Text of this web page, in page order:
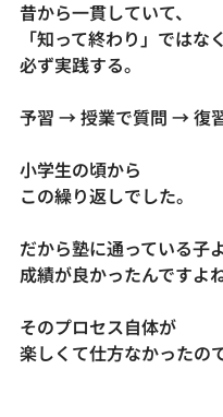
昔から一貫していて、
「知って終わり」ではなく
必ず実践する。
予習 → 授業で質問 → 復習
小学生の頃から
この繰り返しでした。
だから塾に通っている子
成績が良かったんですよね
そのプロセス自体が
楽しくて仕方なかったので